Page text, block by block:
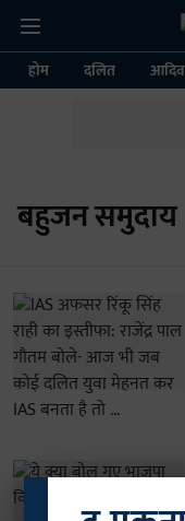
होम दलित
बहुजन समुदाय